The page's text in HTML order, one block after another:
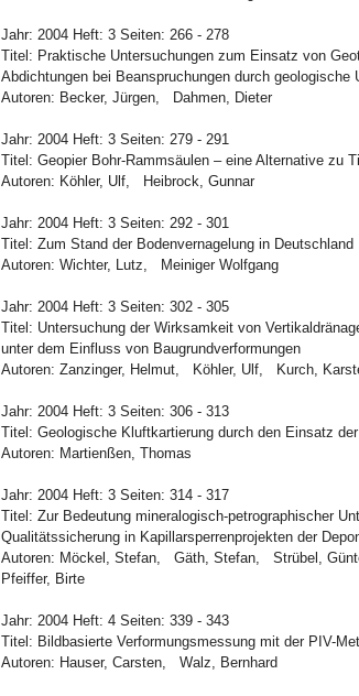
Jahr: 2004 Heft: 3 Seiten: 266 - 278
Titel: Praktische Untersuchungen zum Einsatz von
Abdichtungen bei Beanspruchungen durch geologische
Autoren: Becker, Jürgen, Dahmen, Dieter
Jahr: 2004 Heft: 3 Seiten: 279 - 291
Titel: Geopier Bohr-Rammsäulen – eine Alternative zu
Autoren: Köhler, Ulf, Heibrock, Gunnar
Jahr: 2004 Heft: 3 Seiten: 292 - 301
Titel: Zum Stand der Bodenvernagelung in Deutschland
Autoren: Wichter, Lutz, Meiniger Wolfgang
Jahr: 2004 Heft: 3 Seiten: 302 - 305
Titel: Untersuchung der Wirksamkeit von
unter dem Einfluss von Baugrundverformungen
Autoren: Zanzinger, Helmut, Köhler, Ulf, Kurch,
Jahr: 2004 Heft: 3 Seiten: 306 - 313
Titel: Geologische Kluftkartierung durch den Einsatz
Autoren: Martienßen, Thomas
Jahr: 2004 Heft: 3 Seiten: 314 - 317
Titel: Zur Bedeutung mineralogisch-petrographischer
Qualitätssicherung in Kapillarsperrenprojekten der
Autoren: Möckel, Stefan, Gäth, Stefan, Strübel,
Pfeiffer, Birte
Jahr: 2004 Heft: 4 Seiten: 339 - 343
Titel: Bildbasierte Verformungsmessung mit der PIV-
Autoren: Hauser, Carsten, Walz, Bernhard